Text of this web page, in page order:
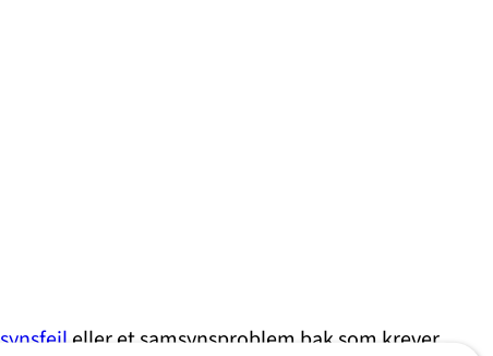
synsfeileller et samsynsproblem bak som krever